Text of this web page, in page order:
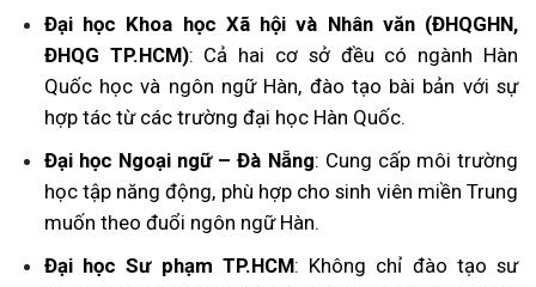
Đại học Khoa học Xã hội và Nhân văn (ĐHQGHN,
ĐHQG TP.HCM): Cả hai cơ sở đều có ngành Hàn
Quốc học và ngôn ngữ Hàn, đào tạo bài bản với sự
hợp tác từ các trường đại học Hàn Quốc.
Đại học Ngoại ngữ – Đà Nẵng: Cung cấp môi trường
học tập năng động, phù hợp cho sinh viên miền Trung
muốn theo đuổi ngôn ngữ Hàn.
Đại học Sư phạm TP.HCM: Không chỉ đào tạo sư